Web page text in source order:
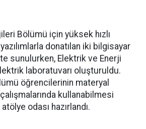
Bölümü için yüksek hızlı
donatılan iki bilgisayar
sunulurken, Elektrik ve Enerji
laboratuvarı oluşturuldu.
öğrencilerinin materyal
kullanabilmesi
odası hazırlandı.